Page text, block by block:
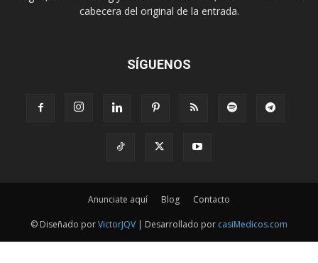
cabecera del original de la entrada.
SÍGUENOS
Anunciate aquí Blog Contacto
© Diseñado porVictorJQV | Desarrollado por casiMedicos.com